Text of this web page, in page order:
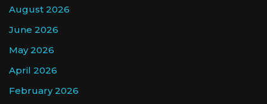
August 2026
June 2026
May 2026
April 2026
February 2026